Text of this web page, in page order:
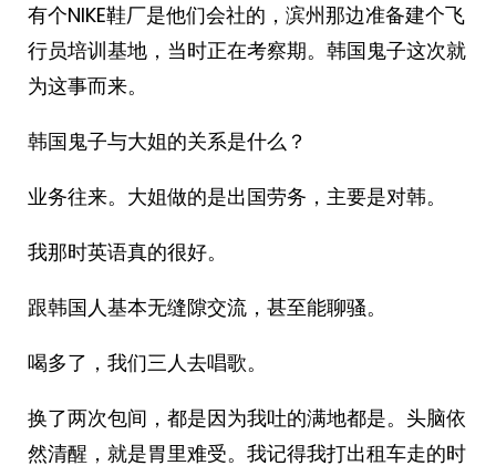
有个NIKE鞋厂是他们会社的，滨州那边准备建个飞
行员培训基地，当时正在考察期。韩国鬼子这次就
为这事而来。
韩国鬼子与大姐的关系是什么？
业务往来。大姐做的是出国劳务，主要是对韩。
我那时英语真的很好。
跟韩国人基本无缝隙交流，甚至能聊骚。
喝多了，我们三人去唱歌。
换了两次包间，都是因为我吐的满地都是。头脑依
然清醒，就是胃里难受。我记得我打出租车走的时